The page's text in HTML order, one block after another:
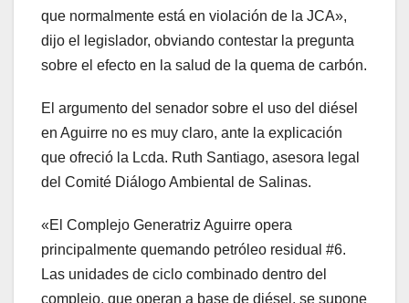
que normalmente está en violación de la JCA»,
dijo el legislador, obviando contestar la pregunta
sobre el efecto en la salud de la quema de carbón.
El argumento del senador sobre el uso del diésel
en Aguirre no es muy claro, ante la explicación
que ofreció la Lcda. Ruth Santiago, asesora legal
del Comité Diálogo Ambiental de Salinas.
«El Complejo Generatriz Aguirre opera
principalmente quemando petróleo residual #6.
Las unidades de ciclo combinado dentro del
complejo, que operan a base de diésel, se supone